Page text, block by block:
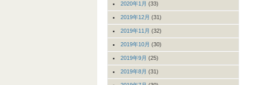
2020年1月 (33)
2019年12月 (31)
2019年11月 (32)
2019年10月 (30)
2019年9月 (25)
2019年8月 (31)